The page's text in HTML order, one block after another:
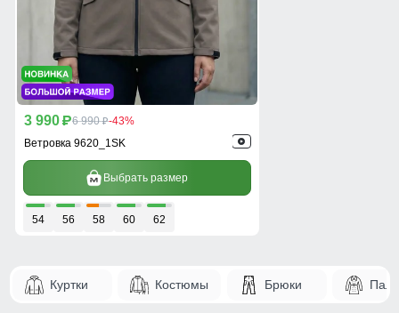
3 990 p6 990 p-43%
Ветровка 9620_1SK
Выбрать размер
54 56 58 60 62
Куртки Костюмы Брюки